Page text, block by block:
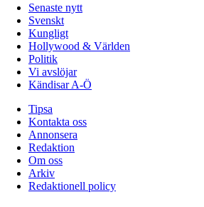
Senaste nytt
Svenskt
Kungligt
Hollywood & Världen
Politik
Vi avslöjar
Kändisar A-Ö
Tipsa
Kontakta oss
Annonsera
Redaktion
Om oss
Arkiv
Redaktionell policy